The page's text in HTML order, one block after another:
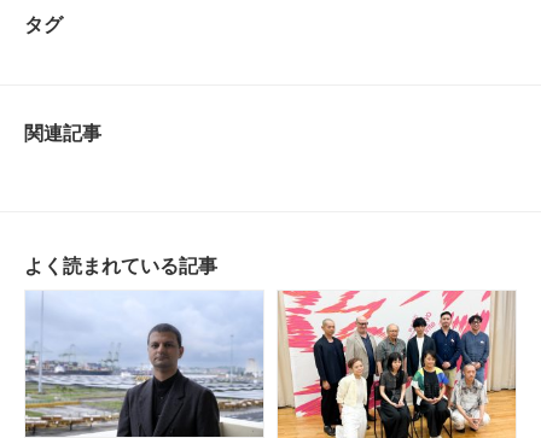
タグ
関連記事
よく読まれている記事